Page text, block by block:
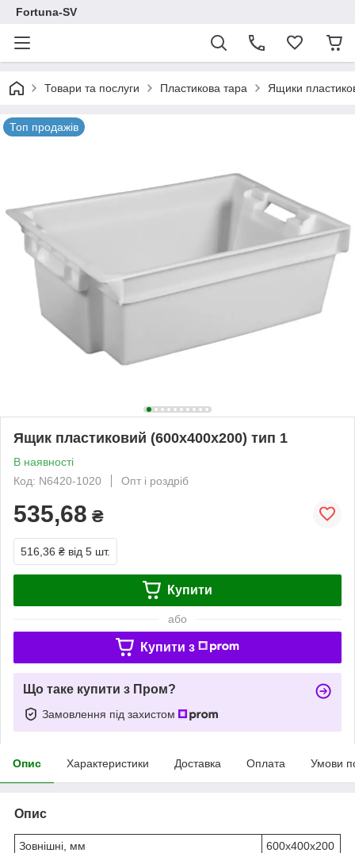
Fortuna-SV
Товари та послуги Пластикова тара Ящики
Топ продажів
Ящик пластиковий (600х400х200) тип 1
В наявності
Код: N6420-1020
Опт і роздріб
535,68 ₴
516,36 ₴ від 5 шт.
Купити
або
Купити з
Що таке купити з Пром?
Замовлення під захистом
Опис Характеристики Доставка Оплата Умови
Опис
Зовнішні, мм
600х400х200